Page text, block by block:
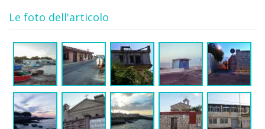
Le foto dell'articolo